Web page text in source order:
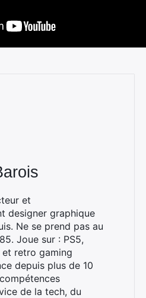
et
designer graphique
Ne se prend pas au
Joue sur : PS5,
et retro gaming
depuis plus de 10
de la tech, du